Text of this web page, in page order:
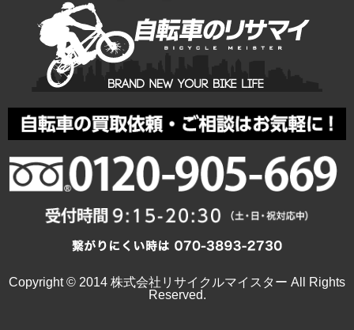
Copyright © 2014 株式会社リサイクルマイスター All Rights
Reserved.